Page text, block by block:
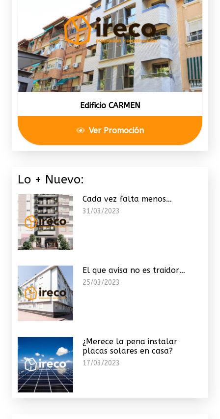
Edificio CARMEN
Ver Promoción
Lo + Nuevo:
Cada vez falta menos…
31/03/2023
El que avisa no es traidor…
25/03/2023
¿Merece la pena instalar
placas solares en casa?
17/03/2023